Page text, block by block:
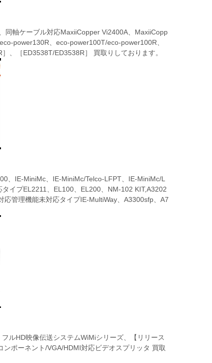
同軸ケーブル対応MaxiiCopper Vi2400A、MaxiiCopp
power130R、eco-power100T/eco-power100R、
、［ED3538T/ED3538R］ 買取りしております。
、IE-MiniMc、IE-MiniMc/Telco-LFPT、IE-MiniMc/L
イプEL2211、EL100、EL200、NM-102 KIT,A3202
管理機能未対応タイプIE-MultiWay、A3300sfp、A7
ルHD映像伝送システムWiMiシリーズ、【リリース
ポーネント/VGA/HDMI対応ビデオスプリッタ 買取